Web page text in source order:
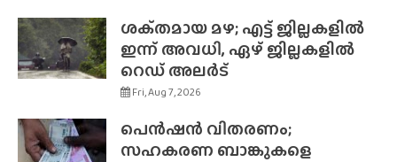
ശക്‌തമായ മഴ; എട്ട് ജില്ലകളിൽ
ഇന്ന് അവധി, ഏഴ് ജില്ലകളിൽ
റെഡ് അലർട്
Fri, Aug 7, 2026
പെൻഷൻ വിതരണം;
സഹകരണ ബാങ്കുകളെ